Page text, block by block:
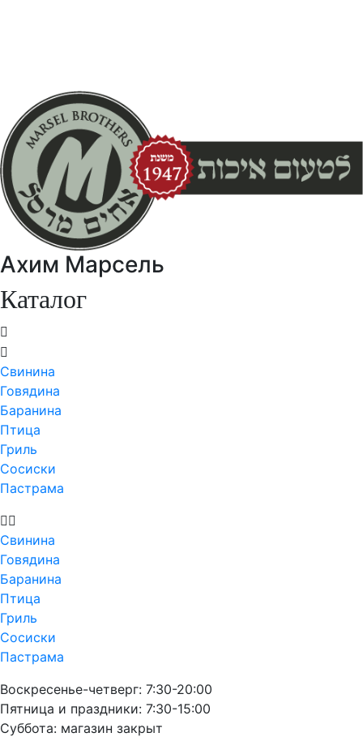
Ахим Марсель
Каталог
Свинина
Говядина
Баранина
Птица
Гриль
Сосиски
Пастрама
Свинина
Говядина
Баранина
Птица
Гриль
Сосиски
Пастрама
Воскресенье-четверг: 7:30-20:00
Пятница и праздники: 7:30-15:00
Суббота: магазин закрыт